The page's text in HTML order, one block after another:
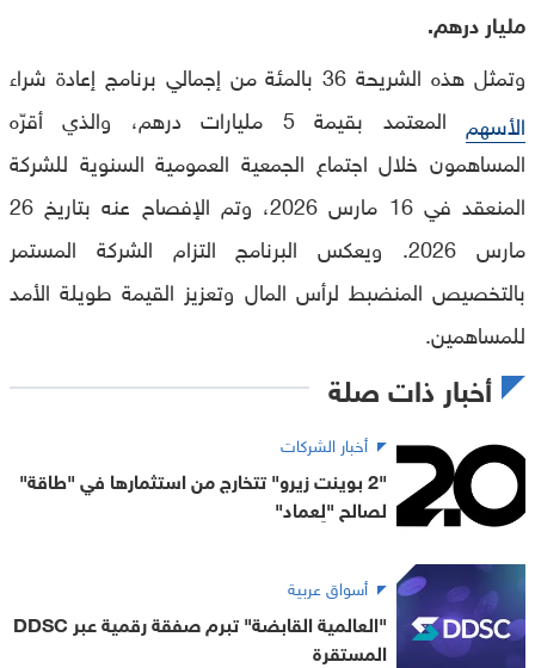
مليار درهم.
وتمثل هذه الشريحة 36 بالمئة من إجمالي برنامج إعادة شراء
الأسهم
المعتمد بقيمة 5 مليارات درهم، والذي أقرّه
المساهمون خلال اجتماع الجمعية العمومية السنوية للشركة
المنعقد في 16 مارس 2026، وتم الإفصاح عنه بتاريخ 26
مارس 2026. ويعكس البرنامج التزام الشركة المستمر
بالتخصيص المنضبط لرأس المال وتعزيز القيمة طويلة الأمد
للمساهمين.
أخبار ذات صلة
أخبار الشركات
"2 بوينت زيرو" تتخارج من استثمارها في "طاقة"
لصالح "لِعماد"
أسواق عربية
"العالمية القابضة" تبرم صفقة رقمية عبر DDSC
المستقرة